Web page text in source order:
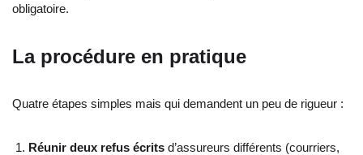
obligatoire.
La procédure en pratique
Quatre étapes simples mais qui demandent un peu de rigueur :
Réunir deux refus écrits d’assureurs différents (courriers,